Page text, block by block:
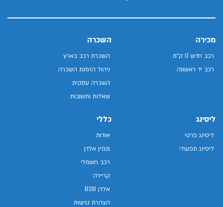
מכירה
רכב חדש 0 ק"מ
רכב יד ראשונה
השכרה
השכרת רכב בארץ
ניהול הזמנת השכרה
השכרה עסקית
שאלות ותשובות
ליסינג
ליסינג פרטי
ליסינג תפעולי
כללי
אודות
מגזין אלדן
רכב חשמלי
קריירה
אלדן B2B
הצהרת נגישות